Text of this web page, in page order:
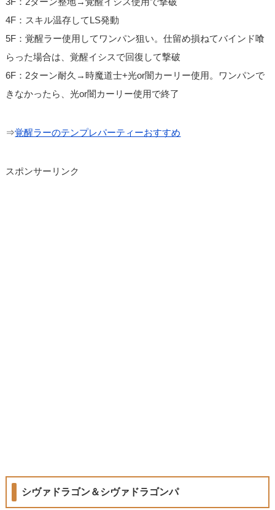
4F：スキル温存してLS発動
5F：覚醒ラー使用してワンパン狙い。仕留め損ねてバインド喰
らった場合は、覚醒イシスで回復して撃破
6F：2ターン耐久→時魔道士+光or闇カーリー使用。ワンパンで
きなかったら、光or闇カーリー使用で終了
⇒覚醒ラーのテンプレパーティーおすすめ
スポンサーリンク
シヴァドラゴン＆シヴァドラゴンパ